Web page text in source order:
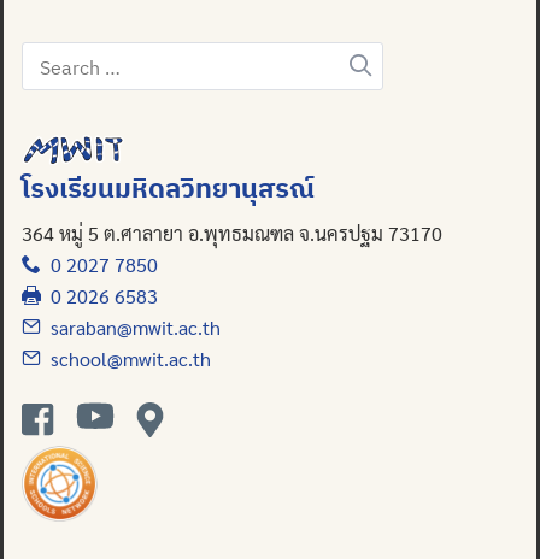
Search
for:
โรงเรียนมหิดลวิทยานุสรณ์
364 หมู่ 5 ต.ศาลายา อ.พุทธมณฑล จ.นครปฐม 73170
0 2027 7850
0 2026 6583
saraban@mwit.ac.th
school@mwit.ac.th